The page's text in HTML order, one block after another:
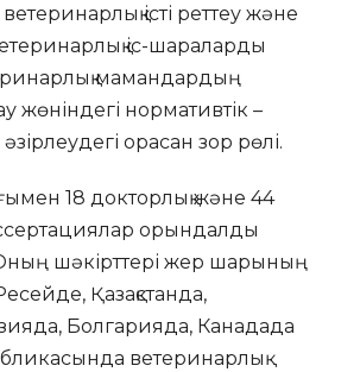
істі реттеу және
іс-шараларды
мамандардың
жөніндегі нормативтік –
әзірлеудегі орасан зор рөлі.
18 докторлық және 44
орындалды
шәкірттері жер шарының
Қазақстанда,
Болгарияда, Канадада
ветеринарлық